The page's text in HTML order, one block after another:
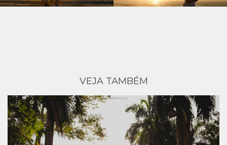
VEJA TAMBÉM